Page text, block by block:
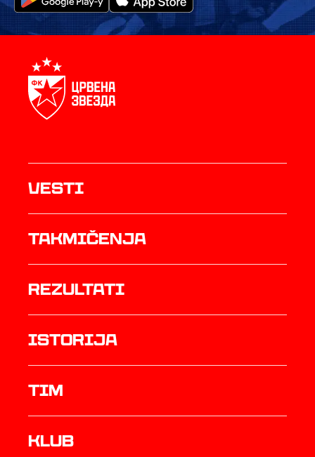
Vesti
Takmičenja
rezultati
istorija
TIM
Klub